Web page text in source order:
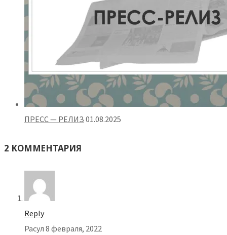
ПРЕСС — РЕЛИЗ 01.08.2025
2 КОММЕНТАРИЯ
Reply
Расул 8 февраля, 2022